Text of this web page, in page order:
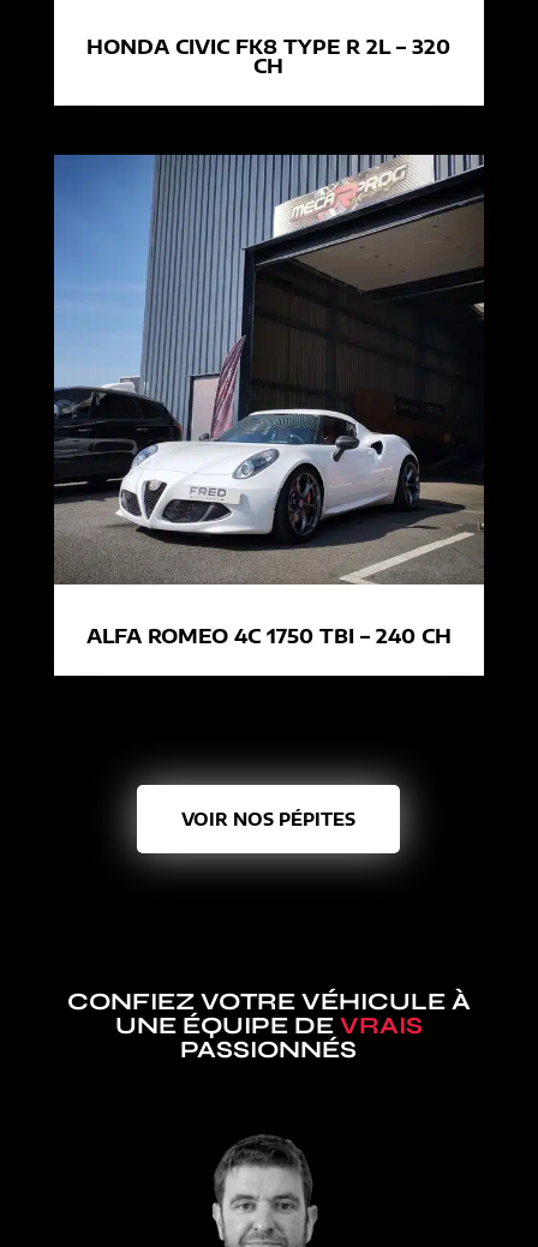
HONDA CIVIC FK8 TYPE R 2L – 320
CH
ALFA ROMEO 4C 1750 TBI – 240 CH
VOIR NOS PÉPITES
CONFIEZ VOTRE VÉHICULE À
UNE ÉQUIPE DE VRAIS
PASSIONNÉS